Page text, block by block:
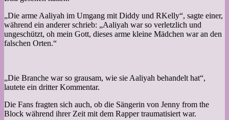
„Die arme Aaliyah im Umgang mit Diddy und RKelly“, sagte einer,
während ein anderer schrieb: „Aaliyah war so verletzlich und
ungeschützt, oh mein Gott, dieses arme kleine Mädchen war an den
falschen Orten.“
„Die Branche war so grausam, wie sie Aaliyah behandelt hat“,
lautete ein dritter Kommentar.
Die Fans fragten sich auch, ob die Sängerin von Jenny from the
Block während ihrer Zeit mit dem Rapper traumatisiert war.